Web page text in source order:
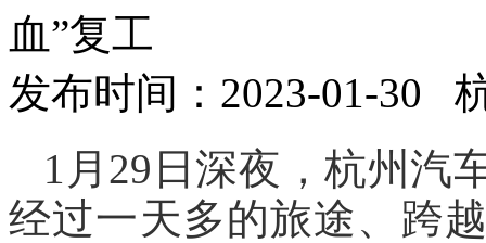
血”复工
发布时间：2023-01-30
1月29日深夜，杭州汽
经过一天多的旅途、跨